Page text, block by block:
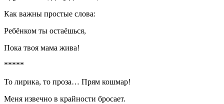
Как важны простые слова:
Ребёнком ты остаёшься,
Пока твоя мама жива!
*****
То лирика, то проза… Прям кошмар!
Меня извечно в крайности бросает.